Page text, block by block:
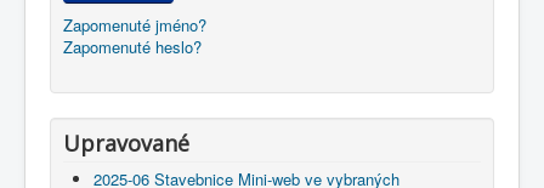
Zapomenuté jméno?
Zapomenuté heslo?
Upravované
2025-06 Stavebnice Mini-web ve vybraných